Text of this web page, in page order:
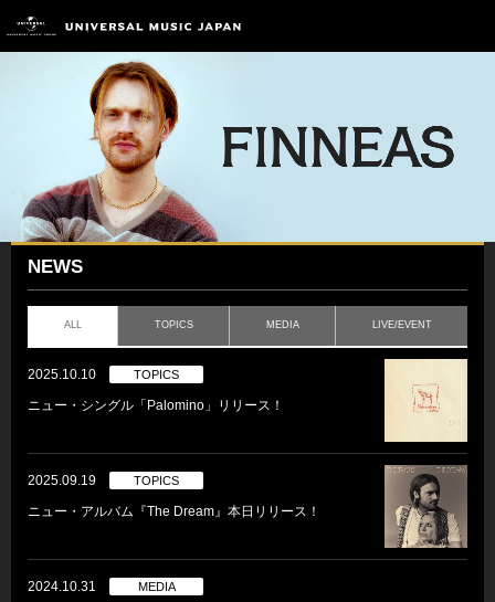
NEWS
ALL TOPICS MEDIA LIVE/EVENT
2025.10.10 TOPICS
ニュー・シングル「Palomino」リリース！
2025.09.19 TOPICS
ニュー・アルバム『The Dream』本日リリース！
2024.10.31 MEDIA